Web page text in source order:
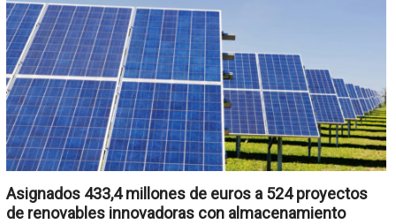
Asignados 433,4 millones de euros a 524 proyectos
de renovables innovadoras con almacenamiento